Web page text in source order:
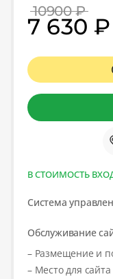
10900 ₽
7 630 ₽
В СТОИМОСТЬ
Система
Обслуживание
– Размещение и
– Место для